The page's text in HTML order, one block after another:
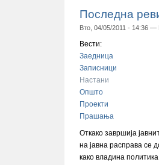
Последна
Вто, 04/05/2011 - 14:36 —
Вести:
Заедница
Записници
Настани
Општо
Проекти
Прашања
Откако завршија
на јавна расправа се
како владина политика.